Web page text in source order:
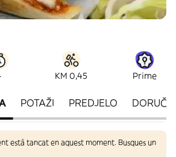
KM 0,45 Prime
POTAŽI PREDJELO
està tancat en aquest moment. Busques un